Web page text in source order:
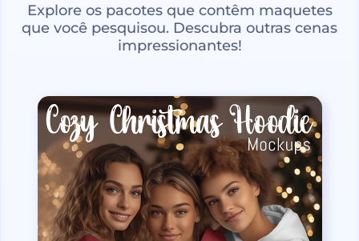
Explore os pacotes que contêm maquetes
que você pesquisou. Descubra outras cenas
impressionantes!